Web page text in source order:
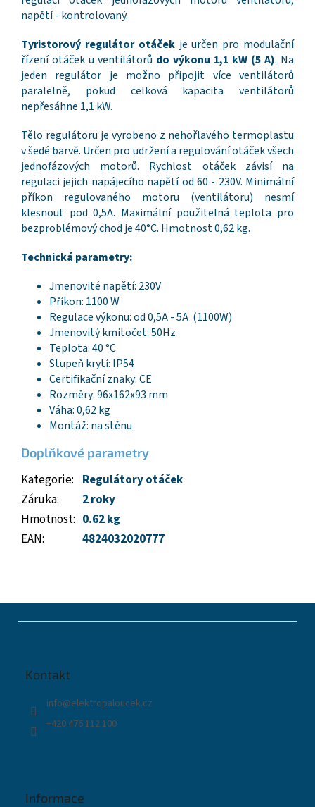
napětí - kontrolovaný.
Tyristorový regulátor otáčekje určen pro modulační
řízení otáček u ventilátorů do výkonu 1,1 kW (5 A). Na
jeden regulátor je možno připojit více ventilátorů
paralelně, pokud celková kapacita ventilátorů
nepřesáhne 1,1 kW.
Tělo regulátoru je vyrobeno z nehořlavého termoplastu
v šedé barvě. Určen pro udržení a regulování otáček všech
jednofázových motorů. Rychlost otáček závisí na
regulaci jejich napájecího napětí od 60 - 230V. Minimální
příkon regulovaného motoru (ventilátoru) nesmí
klesnout pod 0,5A. Maximální použitelná teplota pro
bezproblémový chod je 40°C. Hmotnost 0,62 kg.
Technická parametry:
Jmenovité napětí: 230V
Příkon: 1100 W
Regulace výkonu: od 0,5A - 5A (1100W)
Jmenovitý kmitočet: 50Hz
Teplota: 40 °C
Stupeň krytí: IP54
Certifikační znaky: CE
Rozměry: 96х162х93 mm
Váha: 0,62 kg
Montáž: na stěnu
Doplňkové parametry
Kategorie: Regulátory otáček
Záruka:
2 roky
Hmotnost: 0.62 kg
EAN: 4824032020777
Kontakt
info@elektropaloucek.cz
+420 476 112 100
Informace